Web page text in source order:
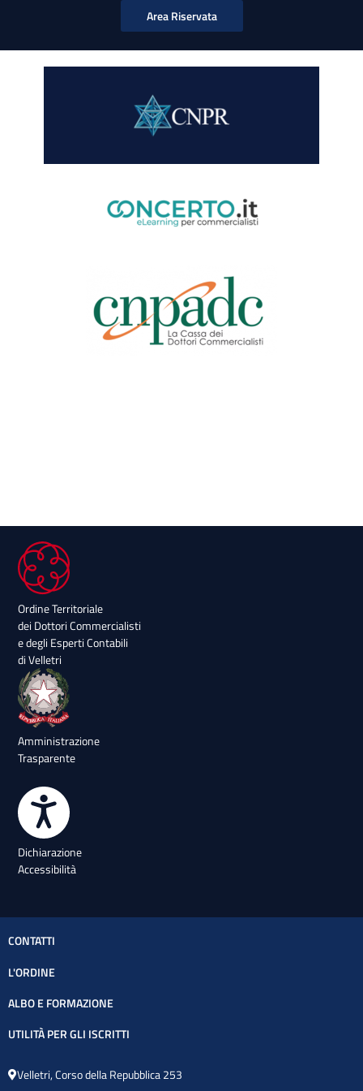
Area Riservata
Ordine Territoriale
dei Dottori Commercialisti
e degli Esperti Contabili
di Velletri
Amministrazione
Trasparente
Dichiarazione
Accessibilità
CONTATTI
L'ORDINE
ALBO E FORMAZIONE
UTILITÀ PER GLI ISCRITTI
Velletri, Corso della Repubblica 253